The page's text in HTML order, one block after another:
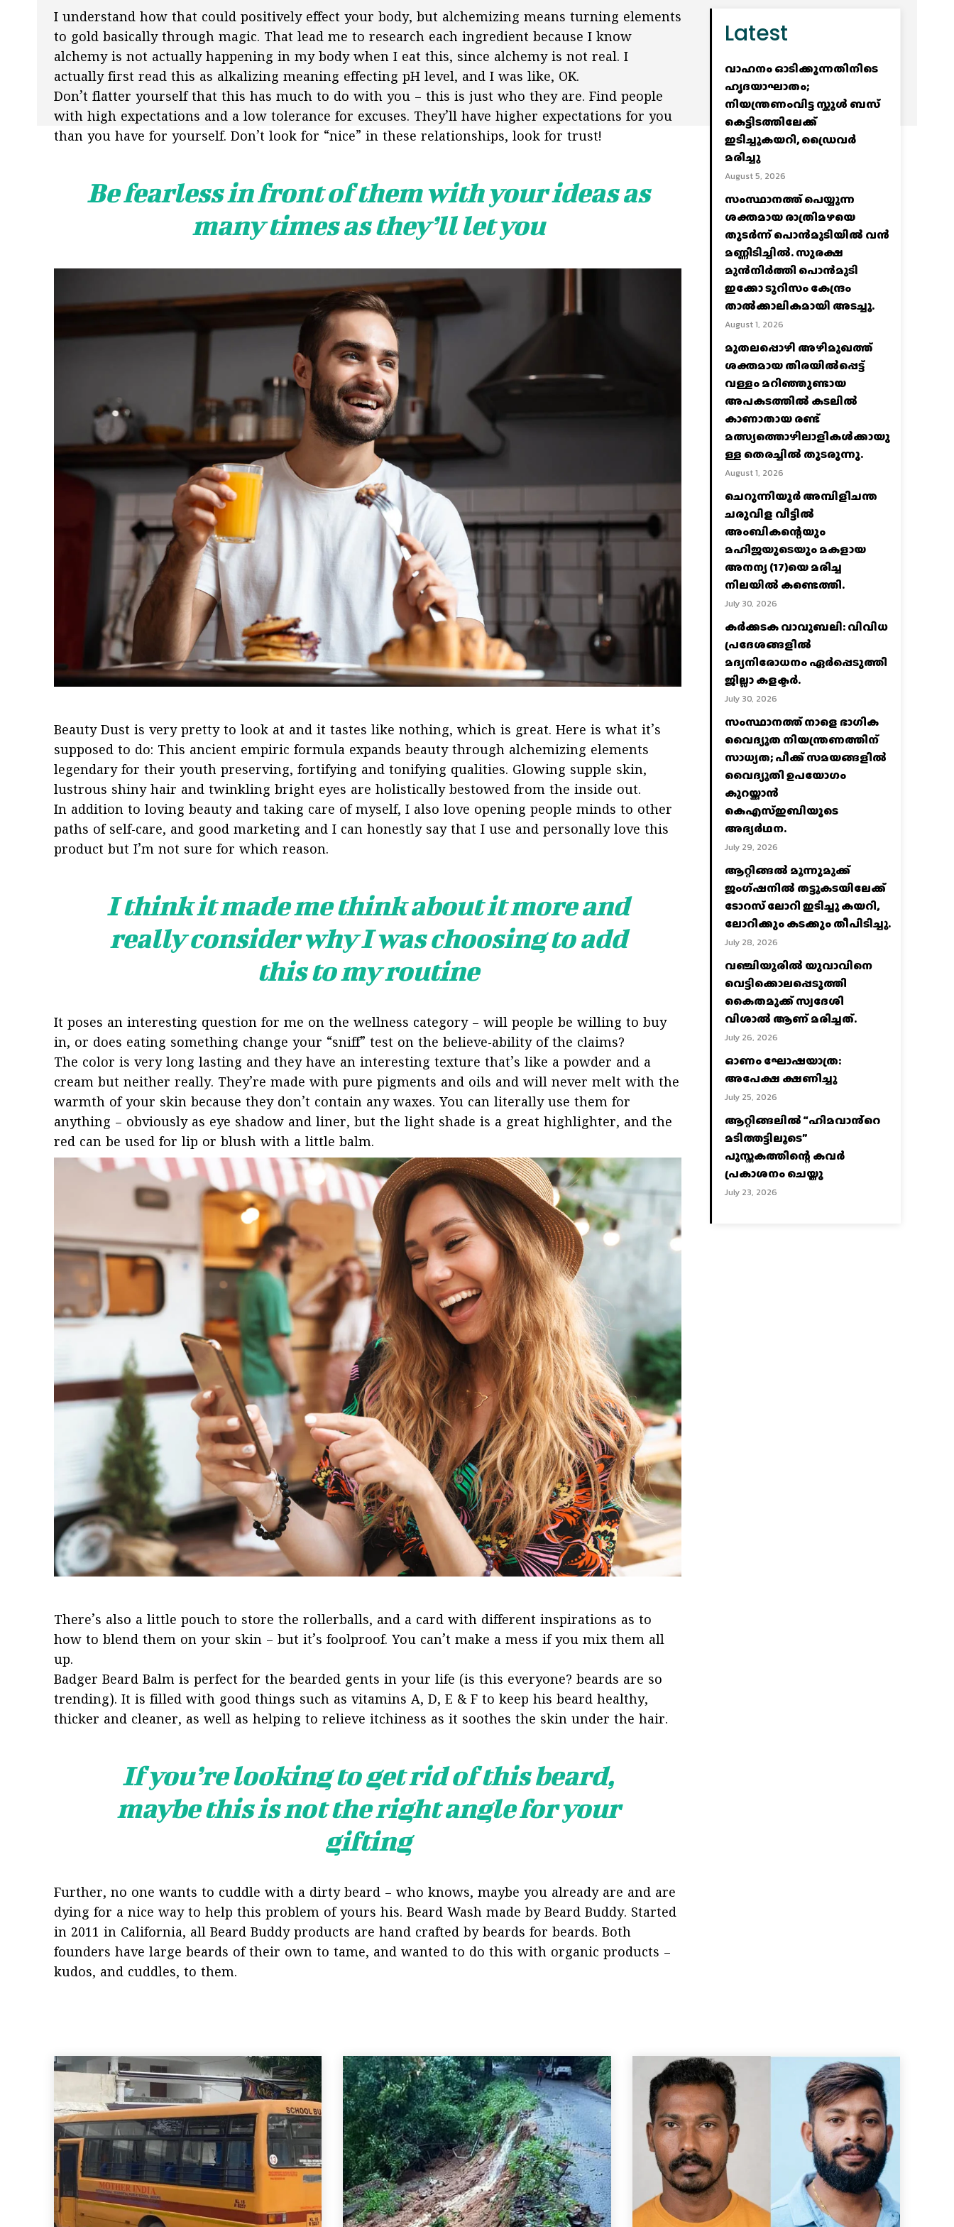
I understand how that could positively effect your body, but alchemizing means turning elements
to gold basically through magic. That lead me to research each ingredient because I know
alchemy is not actually happening in my body when I eat this, since alchemy is not real. I
actually first read this as alkalizing meaning effecting pH level, and I was like, OK.
Don’t flatter yourself that this has much to do with you – this is just who they are. Find people
with high expectations and a low tolerance for excuses. They’ll have higher expectations for you
than you have for yourself. Don’t look for “nice” in these relationships, look for trust!
Be fearless in front of them with your ideas as
many times as they’ll let you
Beauty Dust is very pretty to look at and it tastes like nothing, which is great. Here is what it’s
supposed to do: This ancient empiric formula expands beauty through alchemizing elements
legendary for their youth preserving, fortifying and tonifying qualities. Glowing supple skin,
lustrous shiny hair and twinkling bright eyes are holistically bestowed from the inside out.
In addition to loving beauty and taking care of myself, I also love opening people minds to other
paths of self-care, and good marketing and I can honestly say that I use and personally love this
product but I’m not sure for which reason.
I think it made me think about it more and
really consider why I was choosing to add
this to my routine
It poses an interesting question for me on the wellness category – will people be willing to buy
in, or does eating something change your “sniff” test on the believe-ability of the claims?
The color is very long lasting and they have an interesting texture that’s like a powder and a
cream but neither really. They’re made with pure pigments and oils and will never melt with the
warmth of your skin because they don’t contain any waxes. You can literally use them for
anything – obviously as eye shadow and liner, but the light shade is a great highlighter, and the
red can be used for lip or blush with a little balm.
There’s also a little pouch to store the rollerballs, and a card with different inspirations as to
how to blend them on your skin – but it’s foolproof. You can’t make a mess if you mix them all
up.
Badger Beard Balm is perfect for the bearded gents in your life (is this everyone? beards are so
trending). It is filled with good things such as vitamins A, D, E & F to keep his beard healthy,
thicker and cleaner, as well as helping to relieve itchiness as it soothes the skin under the hair.
If you’re looking to get rid of this beard,
maybe this is not the right angle for your
gifting
Further, no one wants to cuddle with a dirty beard – who knows, maybe you already are and are
dying for a nice way to help this problem of yours his. Beard Wash made by Beard Buddy. Started
in 2011 in California, all Beard Buddy products are hand crafted by beards for beards. Both
founders have large beards of their own to tame, and wanted to do this with organic products –
kudos, and cuddles, to them.
Latest
വാഹനം ഓടിക്കുന്നതിനിടെ
ഹൃദയാഘാതം;
നിയന്ത്രണംവിട്ട സ്കൂൾ ബസ്
കെട്ടിടത്തിലേക്ക്
ഇടിച്ചുകയറി, ഡ്രൈവർ
മരിച്ചു
August 5, 2026
സംസ്ഥാനത്ത് പെയ്യുന്ന
ശക്തമായ രാത്രിമഴയെ
തുടർന്ന് പൊൻമുടിയില്‍ വൻ
മണ്ണിടിച്ചില്‍. സുരക്ഷ
മുൻനിർത്തി പൊൻമുടി
ഇക്കോ ടൂറിസം കേന്ദ്രം
താല്‍ക്കാലികമായി അടച്ചു.
August 1, 2026
മുതലപ്പൊഴി അഴിമുഖത്ത്
ശക്തമായ തിരയിൽപ്പെട്ട്
വള്ളം മറിഞ്ഞുണ്ടായ
അപകടത്തിൽ കടലിൽ
കാണാതായ രണ്ട്
മത്സ്യത്തൊഴിലാളികൾക്കായു
ള്ള തെരച്ചിൽ തുടരുന്നു.
August 1, 2026
ചെറുന്നിയൂർ അമ്പിളിചന്ത
ചരുവിള വീട്ടിൽ
അംബികന്റെയും
മഹിജയുടെയും മകളായ
അനന്യ (17)യെ മരിച്ച
നിലയിൽ കണ്ടെത്തി.
July 30, 2026
കര്‍ക്കടക വാവുബലി: വിവിധ
പ്രദേശങ്ങളില്‍
മദ്യനിരോധനം ഏര്‍പ്പെടുത്തി
ജില്ലാ കളക്ടര്‍.
July 30, 2026
സംസ്ഥാനത്ത് നാളെ ഭാഗിക
വൈദ്യുത നിയന്ത്രണത്തിന്
സാധ്യത; പീക്ക് സമയങ്ങളില്‍
വൈദ്യുതി ഉപയോഗം
കുറയ്ക്കാൻ
കെഎസ്‌ഇബിയുടെ
അഭ്യര്‍ഥന.
July 29, 2026
ആറ്റിങ്ങൽ മൂന്നുമുക്ക്
ജംഗ്ഷനിൽ തട്ടുകടയിലേക്ക്
ടോറസ് ലോറി ഇടിച്ചു കയറി,
ലോറിക്കും കടക്കും തീപിടിച്ചു.
July 28, 2026
വഞ്ചിയൂരില്‍ യുവാവിനെ
വെട്ടിക്കൊലപ്പെടുത്തി
കൈതമുക്ക് സ്വദേശി
വിശാല്‍ ആണ് മരിച്ചത്.
July 26, 2026
ഓണം ഘോഷയാത്ര:
അപേക്ഷ ക്ഷണിച്ചു
July 25, 2026
ആറ്റിങ്ങലിൽ “ഹിമവാൻ്റെ
മടിത്തട്ടിലൂടെ”
പുസ്തകത്തിന്റെ കവർ
പ്രകാശനം ചെയ്തു
July 23, 2026